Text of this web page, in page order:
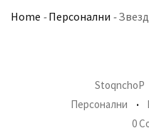
Home -Персонални -
StoqnchoP
Персонални
0